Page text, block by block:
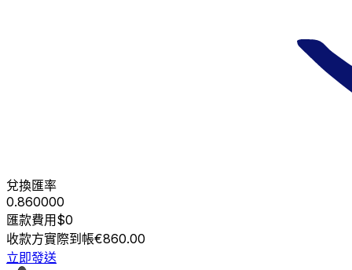
兌換匯率
0.860000
匯款費用$0
收款方實際到帳€860.00
立即發送